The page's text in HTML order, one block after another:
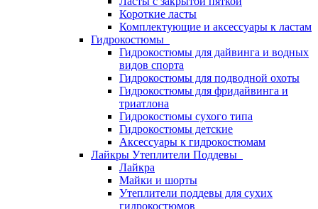
Короткие ласты
Комплектующие и аксессуары к ластам
Гидрокостюмы
Гидрокостюмы для дайвинга и водных
видов спорта
Гидрокостюмы для подводной охоты
Гидрокостюмы для фридайвинга и
триатлона
Гидрокостюмы сухого типа
Гидрокостюмы детские
Аксессуары к гидрокостюмам
Лайкры Утеплители Поддевы
Лайкра
Майки и шорты
Утеплители поддевы для сухих
гидрокостюмов